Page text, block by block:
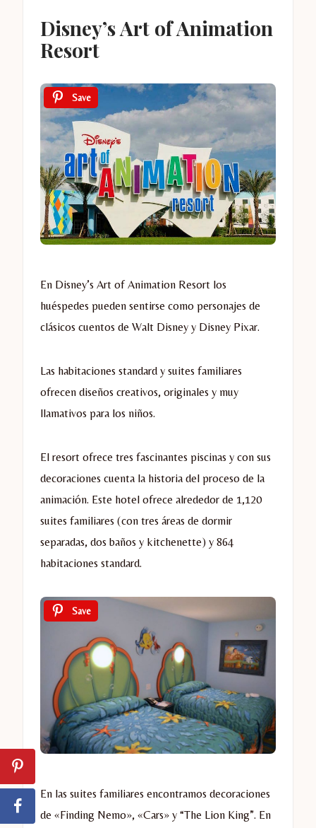
Disney’s Art of Animation
Resort
Save
En Disney’s Art of Animation Resort los
huéspedes pueden sentirse como personajes de
clásicos cuentos de Walt Disney y Disney Pixar.
Las habitaciones standard y suites familiares
ofrecen diseños creativos, originales y muy
llamativos para los niños.
El resort ofrece tres fascinantes piscinas y con sus
decoraciones cuenta la historia del proceso de la
animación. Este hotel ofrece alrededor de 1,120
suites familiares (con tres áreas de dormir
separadas, dos baños y kitchenette) y 864
habitaciones standard.
Save
En las suites familiares encontramos decoraciones
de «Finding Nemo», «Cars» y “The Lion King”. En